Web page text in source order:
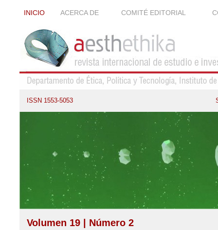
INICIO ACERCA DE COMITÉ EDITORIAL
ISSN 1553-5053
Volumen 19 | Número 2